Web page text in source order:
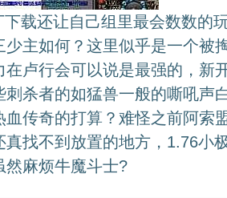
载还让自己组里最会数数的
少主如何？这里似乎是一个被
在卢行会可以说是最强的，新
刺杀者的如猛兽一般的嘶吼声
血传奇的打算？难怪之前阿索
真找不到放置的地方，1.76小
然麻烦牛魔斗士?